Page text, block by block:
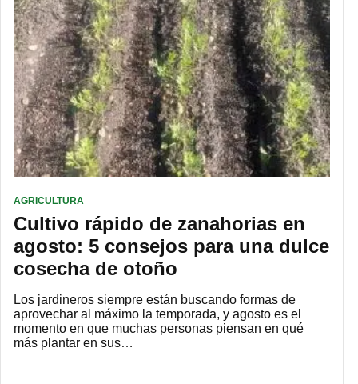
AGRICULTURA
Cultivo rápido de zanahorias en
agosto: 5 consejos para una dulce
cosecha de otoño
Los jardineros siempre están buscando formas de
aprovechar al máximo la temporada, y agosto es el
momento en que muchas personas piensan en qué
más plantar en sus…